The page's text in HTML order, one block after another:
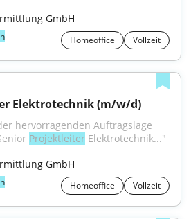
GmbH
Homeoffice Vollzeit
Elektrotechnik (m/w/d)
hervorragenden Auftragslage
Projektleiter Elektrotechnik..."
GmbH
Homeoffice Vollzeit